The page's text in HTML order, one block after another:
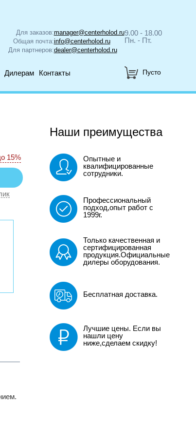
Для заказов:manager@centerholod.ru
Общая почта:info@centerholod.ru
Для партнеров:dealer@centerholod.ru
9.00 - 18.00
Пн. - Пт.
Дилерам Контакты Пусто
15%
Наши преимущества
Опытные и
квалифицированные
сотрудники.
Профессиональный
подход,опыт работ с
1999г.
Только качественная и
сертифицированная
продукция.Официальные
дилеры оборудования.
Бесплатная доставка.
Лучшие цены. Если вы
нашли цену
ниже,сделаем скидку!